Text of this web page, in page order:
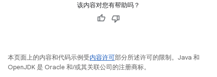
该内容对您有帮助吗？
本页面上的内容和代码示例受内容许可部分所述许可的限制。Java 和
OpenJDK 是 Oracle 和/或其关联公司的注册商标。